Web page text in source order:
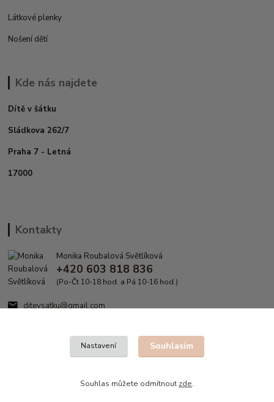
Látkové plenky
Nošení dětí
Kde nás najdete
Dítě v šátku
Sládkova 262/7
Praha 7 - Letná
17000
Kontakty
Monika Roubalová Světlíková
+420 603 818 836
(Po-Čt 10-18 hod. a Pá 10-16 hod.)
ditevsatku@gmail.com
Nastavení Souhlasím
Souhlas můžete odmítnout zde.